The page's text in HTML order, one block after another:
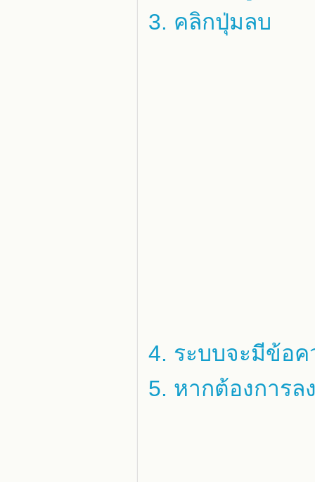
3. คลิกปุ่มลบ
4. ระบบจะมีข้อค
5. หากต้องการล